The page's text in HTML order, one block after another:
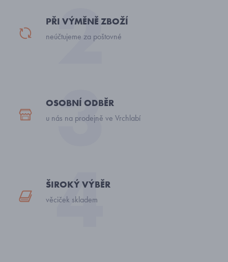
PŘI VÝMĚNĚ ZBOŽÍ
neúčtujeme za poštovné
OSOBNÍ ODBĚR
u nás na prodejně ve Vrchlabí
ŠIROKÝ VÝBĚR
věciček skladem